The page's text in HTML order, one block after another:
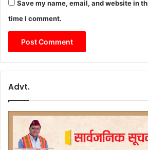
Save my name, email, and website in
time I comment.
Advt.